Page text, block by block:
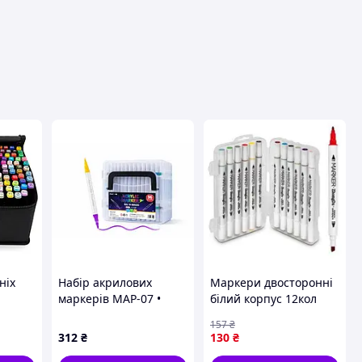
Набір акрилових
маркерів MAP-07 •
малювання, декору,
творчості та розпису
312 ₴
Маркери двосторонні
білий корпус 12кол
130 ₴
157₴